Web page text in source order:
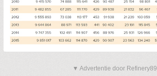
▼ Advertentie door Refinery89